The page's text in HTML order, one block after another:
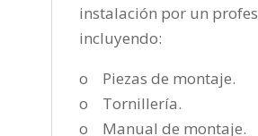
instalación por un
incluyendo:
o Piezas de montaje.
o Tornillería.
o Manual de montaje.